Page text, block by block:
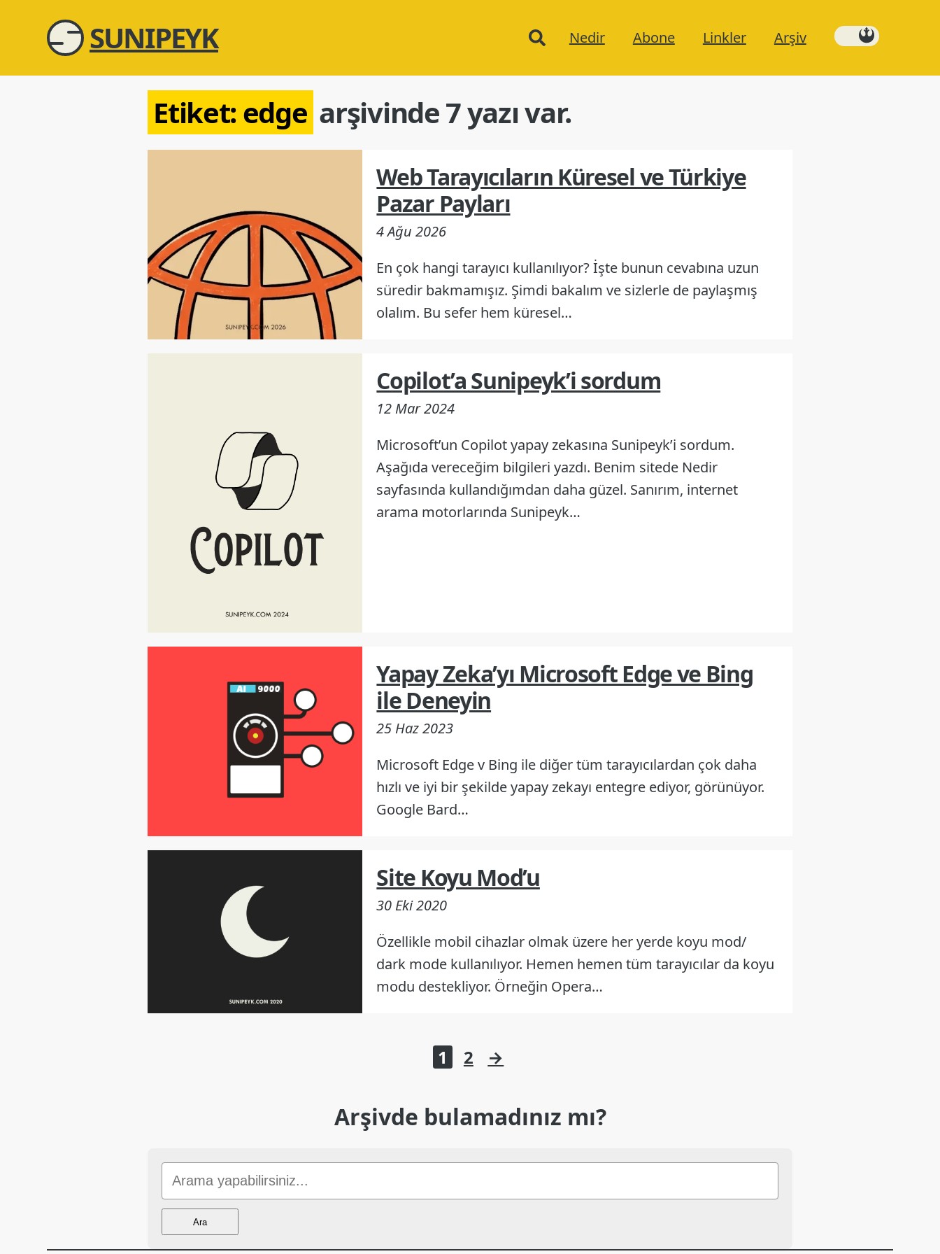
SUNIPEYK
Ana
Nedir Abone Linkler Arşiv
Etiket:edge arşivinde 7 yazı var.
Web Tarayıcıların Küresel ve Türkiye
Pazar Payları
4 Ağu 2026
En çok hangi tarayıcı kullanılıyor? İşte bunun cevabına uzun
süredir bakmamışız. Şimdi bakalım ve sizlerle de paylaşmış
olalım. Bu sefer hem küresel…
Copilot’a Sunipeyk’i sordum
12 Mar 2024
Microsoft’un Copilot yapay zekasına Sunipeyk’i sordum.
Aşağıda vereceğim bilgileri yazdı. Benim sitede Nedir
sayfasında kullandığımdan daha güzel. Sanırım, internet
arama motorlarında Sunipeyk…
Yapay Zeka’yı Microsoft Edge ve Bing
ile Deneyin
25 Haz 2023
Microsoft Edge v Bing ile diğer tüm tarayıcılardan çok daha
hızlı ve iyi bir şekilde yapay zekayı entegre ediyor, görünüyor.
Google Bard…
Site Koyu Mod’u
30 Eki 2020
Özellikle mobil cihazlar olmak üzere her yerde koyu mod/
dark mode kullanılıyor. Hemen hemen tüm tarayıcılar da koyu
modu destekliyor. Örneğin Opera…
1 2 →
Arşivde bulamadınız mı?
Sitede
Ara
Ara